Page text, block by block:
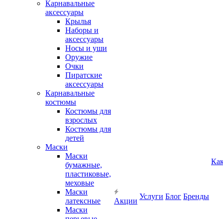
Карнавальные
аксессуары
Крылья
Наборы и
аксессуары
Носы и уши
Оружие
Очки
Пиратские
аксессуары
Карнавальные
костюмы
Костюмы для
взрослых
Костюмы для
детей
Маски
Маски
бумажные,
пластиковые,
меховые
Маски
латексные
Маски
Акции
Услуги Блог Бренды